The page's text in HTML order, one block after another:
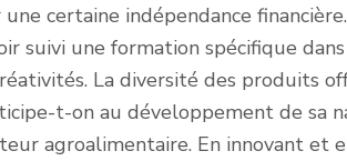
certaine indépendance
suivi une formation spécifique
La diversité des produits
t-on au développement de sa
agroalimentaire. En innovant et